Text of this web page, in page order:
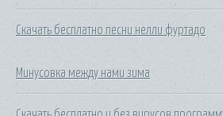
Скачать бесплатно песни нелли фуртадо
Минусовка между нами зима